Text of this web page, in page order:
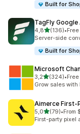
Built for
TagFly Google
4,8av 5 stjerner
(136)
Totalt 136 •
Server-side
Built for
Microsoft
3,2av 5 stjerner
(324)
Totalt 324 •
Grow sales with
Aimerce
5,0av 5 stjerner
(79)
Totalt 79 omtaler
•From
First-party pixel